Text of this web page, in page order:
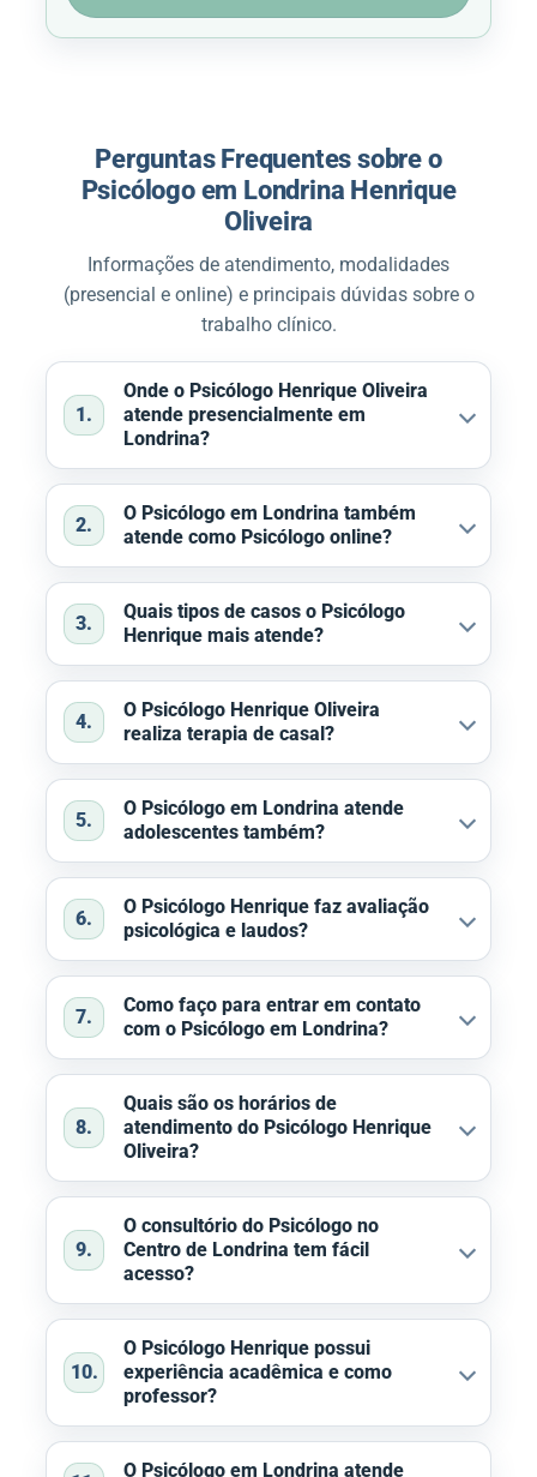
Perguntas Frequentes sobre o
Psicólogo em Londrina Henrique
Oliveira
Informações de atendimento, modalidades
(presencial e online) e principais dúvidas sobre o
trabalho clínico.
1.
Onde o Psicólogo Henrique Oliveira
atende presencialmente em
Londrina?
2.
O Psicólogo em Londrina também
atende como Psicólogo online?
3.
Quais tipos de casos o Psicólogo
Henrique mais atende?
4.
O Psicólogo Henrique Oliveira
realiza terapia de casal?
5.
O Psicólogo em Londrina atende
adolescentes também?
6.
O Psicólogo Henrique faz avaliação
psicológica e laudos?
7.
Como faço para entrar em contato
com o Psicólogo em Londrina?
8.
Quais são os horários de
atendimento do Psicólogo Henrique
Oliveira?
9.
O consultório do Psicólogo no
Centro de Londrina tem fácil
acesso?
10.
O Psicólogo Henrique possui
experiência acadêmica e como
professor?
O Psicólogo em Londrina atende